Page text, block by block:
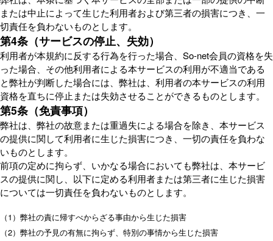
または中止によって生じた利用者および第三者の損害につき、一
切責任を負わないものとします。
第4条（サービスの停止、失効）
利用者が本規約に反する行為を行った場合、So-net会員の資格を失
った場合、その他利用者による本サービスの利用が不適当である
と弊社が判断した場合には、弊社は、利用者の本サービスの利用
資格を直ちに停止または失効させることができるものとします。
第5条（免責事項）
弊社は、弊社の故意または重過失による場合を除き、本サービス
の提供に関して利用者に生じた損害につき、一切の責任を負わな
いものとします。
前項の定めに拘らず、いかなる場合においても弊社は、本サービ
スの提供に関し、以下に定める利用者または第三者に生じた損害
については一切責任を負わないものとします。
（1） 弊社の責に帰すべからざる事由から生じた損害
（2） 弊社の予見の有無に拘らず、特別の事情から生じた損害